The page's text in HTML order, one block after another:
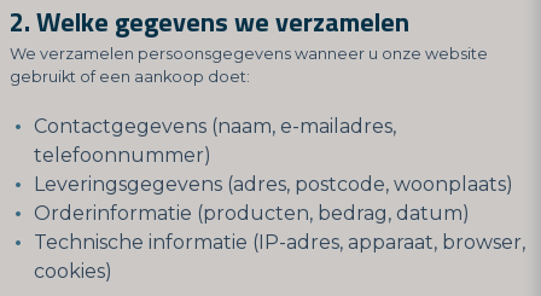
2. Welke gegevens we verzamelen
We verzamelen persoonsgegevens wanneer u onze website
gebruikt of een aankoop doet:
Contactgegevens (naam, e-mailadres,
telefoonnummer)
Leveringsgegevens (adres, postcode, woonplaats)
Orderinformatie (producten, bedrag, datum)
Technische informatie (IP-adres, apparaat, browser,
cookies)